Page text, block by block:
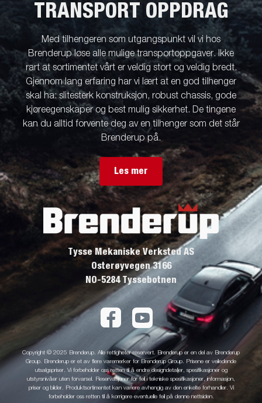
TRANSPORT OPPDRAG
Med tilhengeren som utgangspunkt vil vi hos
Brenderup løse alle mulige transportoppgaver. Ikke
rart at sortimentet vårt er veldig stort og veldig bredt.
Gjennom lang erfaring har vi lært at en god tilhenger
skal ha: slitesterk konstruksjon, robust chassis, gode
kjøreegenskaper og best mulig sikkerhet. De tingene
kan du alltid forvente deg av en tilhenger som det står
Brenderup på.
Les mer
Tysse Mekaniske Verksted AS
Osterøyvegen 3166
NO-5284 Tyssebotnen
Copyright © 2025 Brenderup. Alle rettigheter reservert. Brenderup er en del av Brenderup
Group. Brenderup er et av flere varemerker for Brenderup Group. Prisene er veiledende
utsalgspriser. Vi forbeholder oss retten til å endre designdetaljer, spesifikasjoner og
utstyrsnivåer uten forvarsel. Reservasjoner for feil i tekniske spesifikasjoner, informasjon,
priser og bilder. Produktsortimentet kan variere avhengig av den enkelte forhandler. Vi
forbeholder oss retten til å korrigere eventuelle feil på denne nettsiden.